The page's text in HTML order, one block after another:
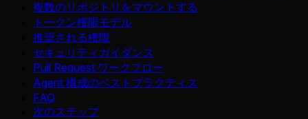
複数のリポジトリをマウントする
トークン権限モデル
推奨される権限
セキュリティガイダンス
Pull Request ワークフロー
Agent 構成のベストプラクティス
FAQ
次のステップ